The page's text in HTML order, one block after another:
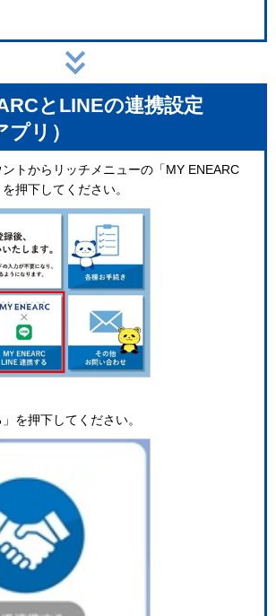
とLINEの連携設定
プリ）
トからリッチメニューの「MY ENEARC
押下してください。
を押下してください。